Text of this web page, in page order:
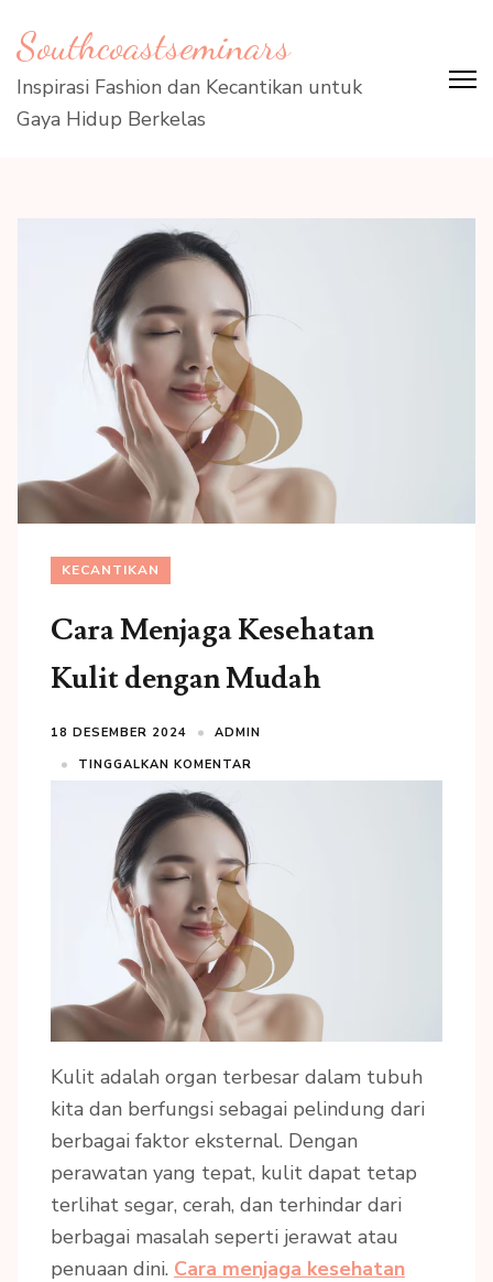
ke
konten
(Tekan
Southcoastseminars
Inspirasi Fashion dan Kecantikan untuk
Gaya Hidup Berkelas
KECANTIKAN
Cara Menjaga Kesehatan
Kulit dengan Mudah
18 DESEMBER 2024
ADMIN
TINGGALKAN KOMENTAR
Kulit adalah organ terbesar dalam tubuh
kita dan berfungsi sebagai pelindung dari
berbagai faktor eksternal. Dengan
perawatan yang tepat, kulit dapat tetap
terlihat segar, cerah, dan terhindar dari
berbagai masalah seperti jerawat atau
penuaan dini. Cara menjaga kesehatan